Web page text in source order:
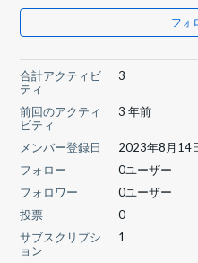
フォ
合計アクティビ
ティ
3
前回のアクティ
ビティ
3 年前
メンバー登録日
2023年8月14
フォロー
0ユーザー
フォロワー
0ユーザー
投票
0
サブスクリプシ
ョン
1